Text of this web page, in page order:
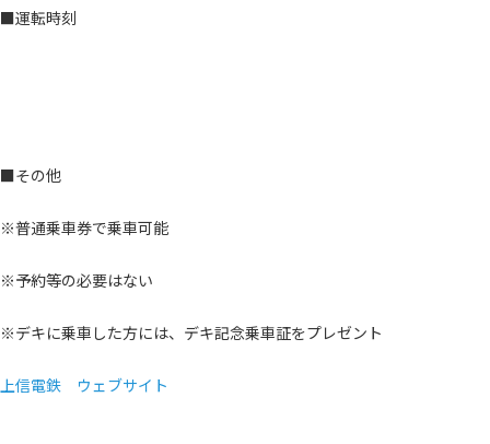
■運転時刻
■その他
※普通乗車券で乗車可能
※予約等の必要はない
※デキに乗車した方には、デキ記念乗車証をプレゼント
上信電鉄 ウェブサイト